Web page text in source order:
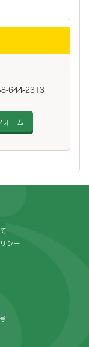
644-2313
ォーム
シー